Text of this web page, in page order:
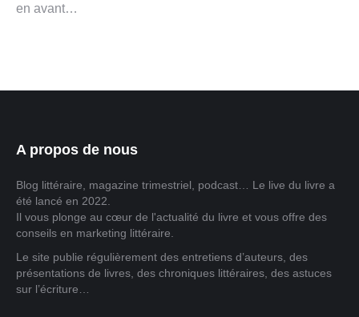
en avant…
A propos de nous
Blog littéraire, magazine trimestriel, podcast… Le live du livre a
été lancé en 2022.
Il vous plonge au cœur de l'actualité du livre et vous offre des
conseils en marketing littéraire.
Le site publie régulièrement des entretiens d’auteurs, des
présentations de livres, des chroniques littéraires, des astuces
sur l’écriture…